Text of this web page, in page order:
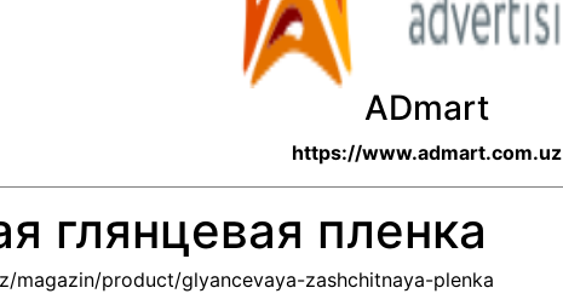
ADmart
https://www.admart.com.uz
глянцевая пленка
magazin/product/glyancevaya-zashchitnaya-plenka